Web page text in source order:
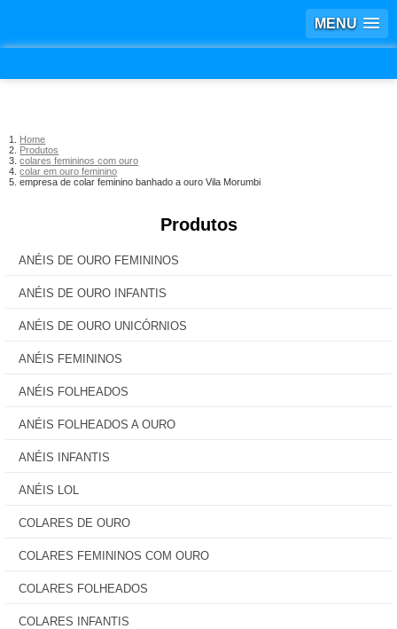
MENU
Home
Produtos
colares femininos com ouro
colar em ouro feminino
empresa de colar feminino banhado a ouro Vila Morumbi
Produtos
ANÉIS DE OURO FEMININOS
ANÉIS DE OURO INFANTIS
ANÉIS DE OURO UNICÓRNIOS
ANÉIS FEMININOS
ANÉIS FOLHEADOS
ANÉIS FOLHEADOS A OURO
ANÉIS INFANTIS
ANÉIS LOL
COLARES DE OURO
COLARES FEMININOS COM OURO
COLARES FOLHEADOS
COLARES INFANTIS